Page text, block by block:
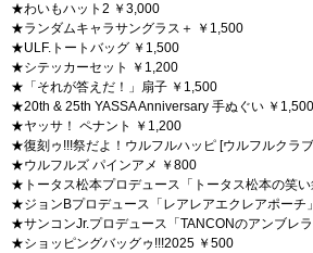
★わいもハット2 ￥3,000
★ランダムキャラサングラス＋ ￥1,500
★ULF.トートバッグ ￥1,500
★シテッカーセット ￥1,200
★「それが答えだ！」扇子 ￥1,500
★20th & 25th YASSA Anniversary 手ぬぐい ￥1,500
★ヤッサ！ ペナント ￥1,200
★復刻ゥ!!!祭だよ！ウルフルハッピ [ウルフルクラ
★ウルフルズ パインアメ ￥800
★トータス松本プロデュース「トータス松本の笑
★ジョンBプロデュース「レアレアエクレアポーチ
★サンコンJr.プロデュース「TANCONのアンブレ
★ショッピングバッグゥ!!!2025 ￥500